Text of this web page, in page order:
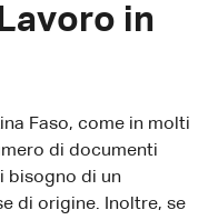
in
Faso, come in molti
di documenti
bisogno di un
di origine. Inoltre, se